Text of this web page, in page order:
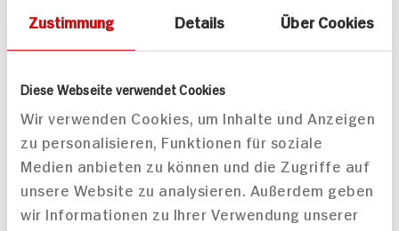
Zustimmung Details Über Cookies
Diese Webseite verwendet Cookies
Wir verwenden Cookies, um Inhalte und Anzeigen
zu personalisieren, Funktionen für soziale
Medien anbieten zu können und die Zugriffe auf
unsere Website zu analysieren. Außerdem geben
wir Informationen zu Ihrer Verwendung unserer
Pfirsich und
Ziegenfrischkäse
640 kcal p. Portion
Mittel
Vegetarisch
Suppe mit Kräuter-
Knoblauch-Baguette
Mittel
Vegan